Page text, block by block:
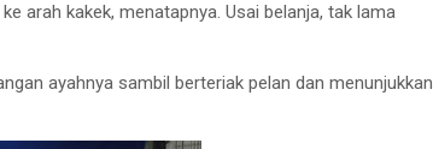
arah kakek, menatapnya. Usai belanja, tak lama
ayahnya sambil berteriak pelan dan menunjukkan